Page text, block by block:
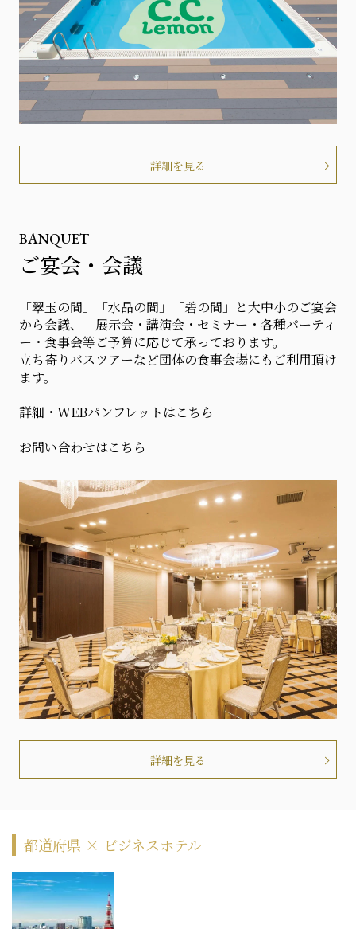
詳細を見る
BANQUET
ご宴会・会議
「翠玉の間」「水晶の間」「碧の間」と大中小のご宴会
から会議、 展示会・講演会・セミナー・各種パーティ
ー・食事会等ご予算に応じて承っております。
立ち寄りバスツアーなど団体の食事会場にもご利用頂け
ます。
詳細・WEBパンフレットはこちら
お問い合わせはこちら
詳細を見る
都道府県 × ビジネスホテル